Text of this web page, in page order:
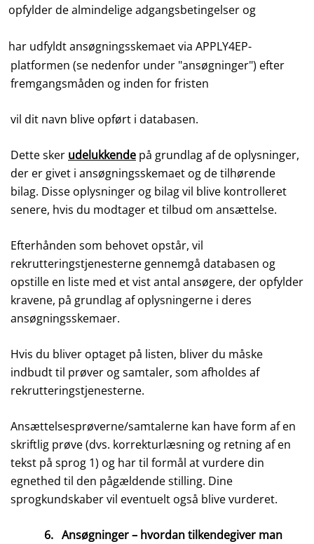
opfylder de almindelige adgangsbetingelser og
har udfyldt ansøgningsskemaet via APPLY4EP-
platformen (se nedenfor under "ansøgninger") efter
fremgangsmåden og inden for fristen
vil dit navn blive opført i databasen.
Dette sker udelukkende på grundlag af de oplysninger,
der er givet i ansøgningsskemaet og de tilhørende
bilag. Disse oplysninger og bilag vil blive kontrolleret
senere, hvis du modtager et tilbud om ansættelse.
Efterhånden som behovet opstår, vil
rekrutteringstjenesterne gennemgå databasen og
opstille en liste med et vist antal ansøgere, der opfylder
kravene, på grundlag af oplysningerne i deres
ansøgningsskemaer.
Hvis du bliver optaget på listen, bliver du måske
indbudt til prøver og samtaler, som afholdes af
rekrutteringstjenesterne.
Ansættelsesprøverne/samtalerne kan have form af en
skriftlig prøve (dvs. korrekturlæsning og retning af en
tekst på sprog 1) og har til formål at vurdere din
egnethed til den pågældende stilling. Dine
sprogkundskaber vil eventuelt også blive vurderet.
6. Ansøgninger – hvordan tilkendegiver man